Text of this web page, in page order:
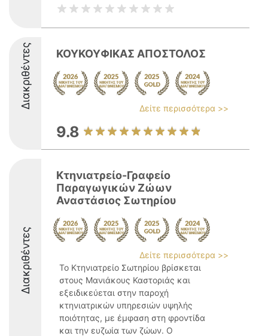
Διακριθέντες ΚΟΥΚΟΥΦΙΚΑΣ ΑΠΟΣΤΟΛΟΣ
Δείτε περισσότερα >>
9.8
Διακριθέντες
Κτηνιατρείο-Γραφείο
Παραγωγικών Ζώων
Αναστάσιος Σωτηρίου
Δείτε περισσότερα >>
Το Κτηνιατρείο Σωτηρίου βρίσκεται
στους Μανιάκους Καστοριάς και
εξειδικεύεται στην παροχή
κτηνιατρικών υπηρεσιών υψηλής
ποιότητας, με έμφαση στη φροντίδα
και την ευζωία των ζώων. Ο